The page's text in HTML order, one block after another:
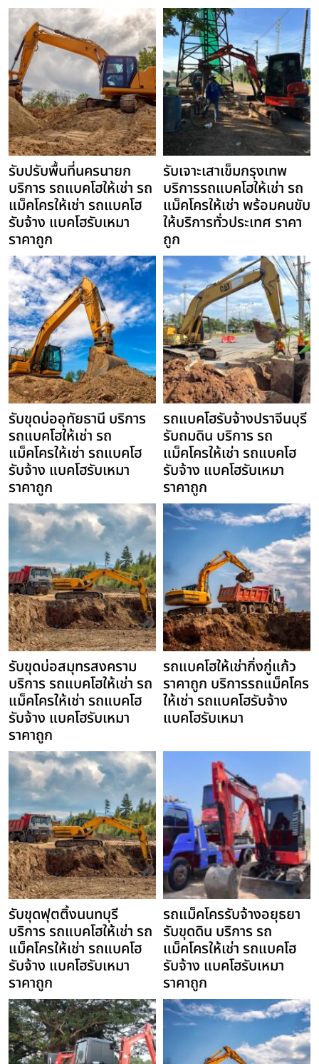
รับปรับพื้นที่นครนายก
บริการ รถแบคโฮให้เช่า รถ
แม็คโครให้เช่า รถแบคโฮ
รับจ้าง แบคโฮรับเหมา
ราคาถูก
รับเจาะเสาเข็มกรุงเทพ
บริการรถแบคโฮให้เช่า รถ
แม็คโครให้เช่า พร้อมคนขับ
ให้บริการทั่วประเทศ ราคา
ถูก
รับขุดบ่ออุทัยธานี บริการ
รถแบคโฮให้เช่า รถ
แม็คโครให้เช่า รถแบคโฮ
รับจ้าง แบคโฮรับเหมา
ราคาถูก
รถแบคโฮรับจ้างปราจีนบุรี
รับถมดิน บริการ รถ
แม็คโครให้เช่า รถแบคโฮ
รับจ้าง แบคโฮรับเหมา
ราคาถูก
รับขุดบ่อสมุทรสงคราม
บริการ รถแบคโฮให้เช่า รถ
แม็คโครให้เช่า รถแบคโฮ
รับจ้าง แบคโฮรับเหมา
ราคาถูก
รถแบคโฮให้เช่ากิ่งกู่แก้ว
ราคาถูก บริการรถแม็คโคร
ให้เช่า รถแบคโฮรับจ้าง
แบคโฮรับเหมา
รับขุดฟุตติ้งนนทบุรี
บริการ รถแบคโฮให้เช่า รถ
แม็คโครให้เช่า รถแบคโฮ
รับจ้าง แบคโฮรับเหมา
ราคาถูก
รถแม็คโครรับจ้างอยุธยา
รับขุดดิน บริการ รถ
แม็คโครให้เช่า รถแบคโฮ
รับจ้าง แบคโฮรับเหมา
ราคาถูก